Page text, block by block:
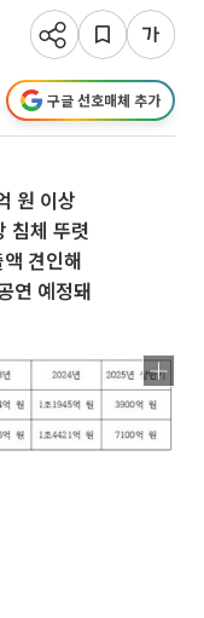
구글 선호매체 추가
원 이상
침체 뚜렷
견인해
연 예정돼